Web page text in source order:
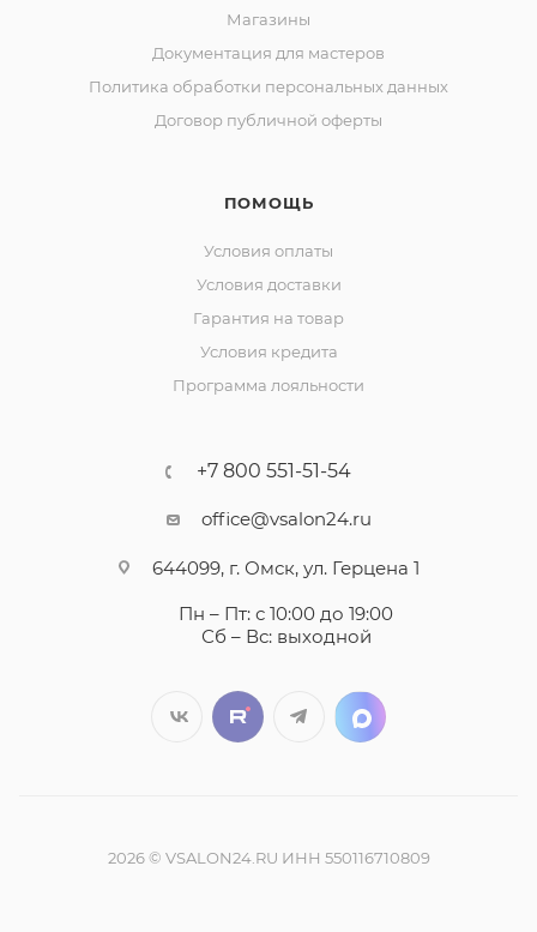
Магазины
Документация для мастеров
Политика обработки персональных данных
Договор публичной оферты
ПОМОЩЬ
Условия оплаты
Условия доставки
Гарантия на товар
Условия кредита
Программа лояльности
+7 800 551-51-54
office@vsalon24.ru
644099, г. Омск, ул. Герцена 1
Пн – Пт: с 10:00 до 19:00
Сб – Вс: выходной
2026 © VSALON24.RU ИНН 550116710809